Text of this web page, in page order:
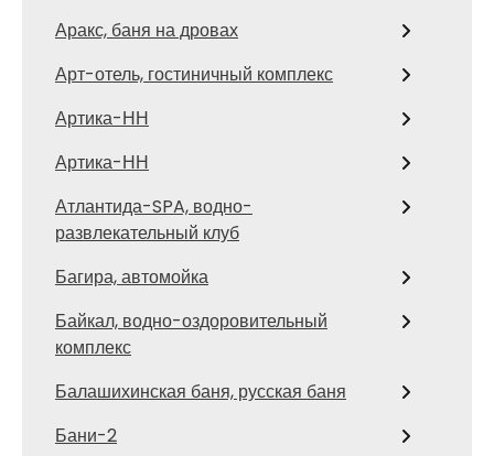
Аракс, баня на дровах
Арт-отель, гостиничный комплекс
Артика-НН
Артика-НН
Атлантида-SPA, водно-
развлекательный клуб
Багира, автомойка
Байкал, водно-оздоровительный
комплекс
Балашихинская баня, русская баня
Бани-2